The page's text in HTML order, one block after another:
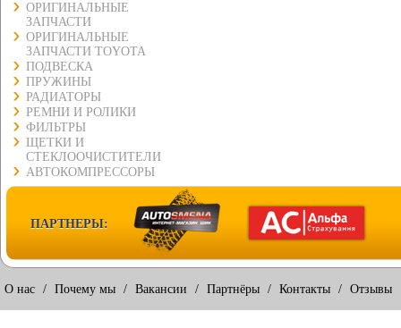
ОРИГИНАЛЬНЫЕ
ЗАПЧАСТИ
ОРИГИНАЛЬНЫЕ
ЗАПЧАСТИ TOYOTA
ПОДВЕСКА
ПРУЖИНЫ
РАДИАТОРЫ
РЕМНИ И РОЛИКИ
ФИЛЬТРЫ
ЩЕТКИ И
СТЕКЛООЧИСТИТЕЛИ
АВТОКОМПРЕССОРЫ
ПАРТНЕРЫ:
О нас / Почему мы / Вакансии / Партнёры / Контакты / Отзывы